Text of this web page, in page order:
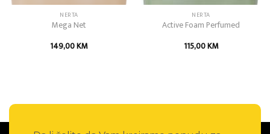
NERTA
Mega Net
149,00KM
NERTA
Active Foam Perfumed
115,00KM